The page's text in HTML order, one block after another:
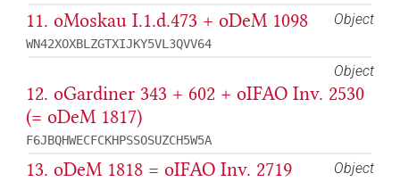
Object
11. oMoskau I.1.d.473 + oDeM 1098
WN42XOXBLZGTXIJKY5VL3QVV64
Object
12. oGardiner 343 + 602 + oIFAO Inv. 2530
(= oDeM 1817)
F6JBQHWECFCKHPSSOSUZCH5W5A
Object
13. oDeM 1818 = oIFAO Inv. 2719